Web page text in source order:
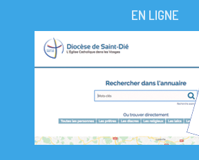
EN LIGNE